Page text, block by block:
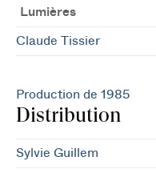
Lumières
Claude Tissier
Production de 1985
Distribution
Sylvie Guillem